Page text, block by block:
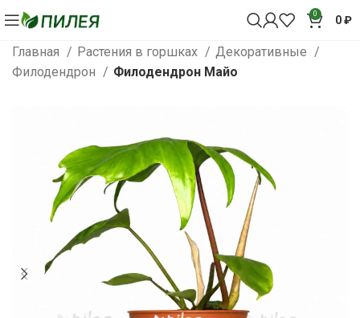
0 0₽
Главная Растения в горшках
Декоративные
Филодендрон
Филодендрон Майо